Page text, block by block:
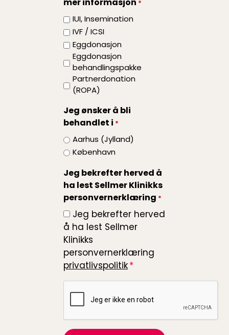
*
mer informasjon *
IUI, Insemination
IVF / ICSI
Eggdonasjon
Eggdonasjon
behandlingspakke
Partnerdonation
(ROPA)
Jeg ønsker å bli
behandlet i *
Aarhus (Jylland)
København
Jeg bekrefter herved å
ha lest Sellmer Klinikks
personvernerklæring *
Jeg bekrefter herved
å ha lest Sellmer
Klinikks
personvernerklæring
privatlivspolitik